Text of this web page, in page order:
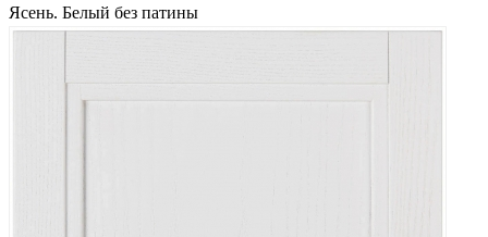
Ясень. Белый без патины